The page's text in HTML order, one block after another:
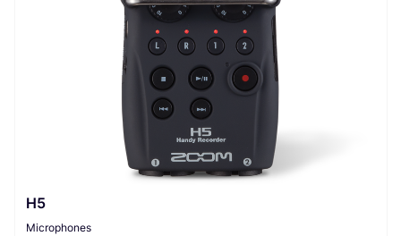
H5
Microphones